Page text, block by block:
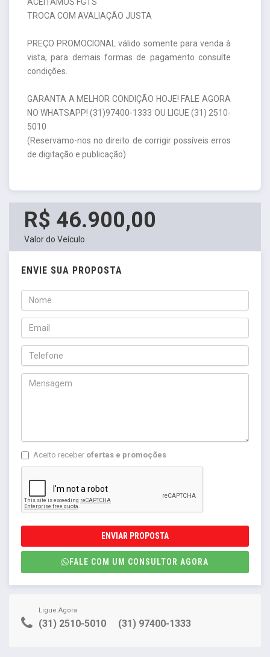
TROCA COM AVALIAÇÃO JUSTA
PREÇO PROMOCIONAL válido somente para venda à
vista, para demais formas de pagamento consulte
condições.
GARANTA A MELHOR CONDIÇÃO HOJE! FALE AGORA
NO WHATSAPP! (31)97400-1333 OU LIGUE (31) 2510-
5010
(Reservamo-nos no direito de corrigir possíveis erros
de digitação e publicação).
R$ 46.900,00
Valor do Veículo
ENVIE SUA PROPOSTA
Aceito receber ofertas e promoções
ENVIAR PROPOSTA
FALE COM UM CONSULTOR AGORA
Ligue Agora
(31) 2510-5010 (31) 97400-1333